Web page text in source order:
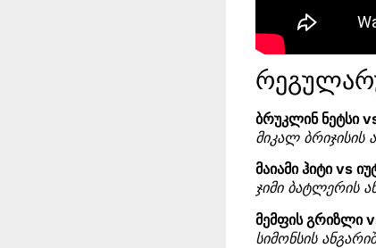
ბრუკლინ ნეტსი
მიკალ ბრიჯისის
მაიამი ჰიტი vs
ჯიმი ბატლერის
მემფის გრიზლი
სიმონსის